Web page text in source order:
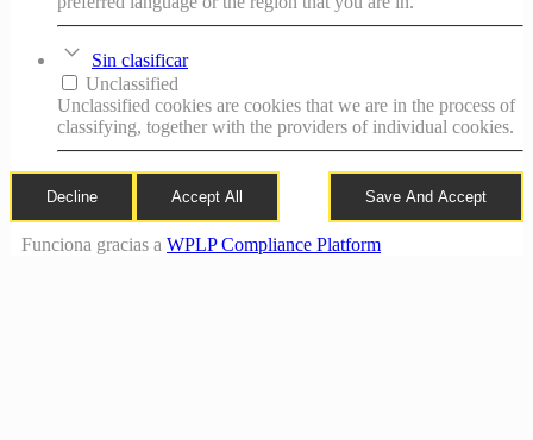
Sin clasificar
Unclassified
Unclassified cookies are cookies that we are in the process of
classifying, together with the providers of individual cookies.
Decline Accept All Save And Accept
Funciona gracias a WPLP Compliance Platform